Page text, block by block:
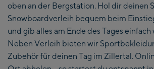
oben an der Bergstation. Hol dir deinen
Snowboardverleih bequem beim
und gib alles am Ende des Tages
Neben Verleih bieten wir
Zubehör für deinen Tag im Zillertal.